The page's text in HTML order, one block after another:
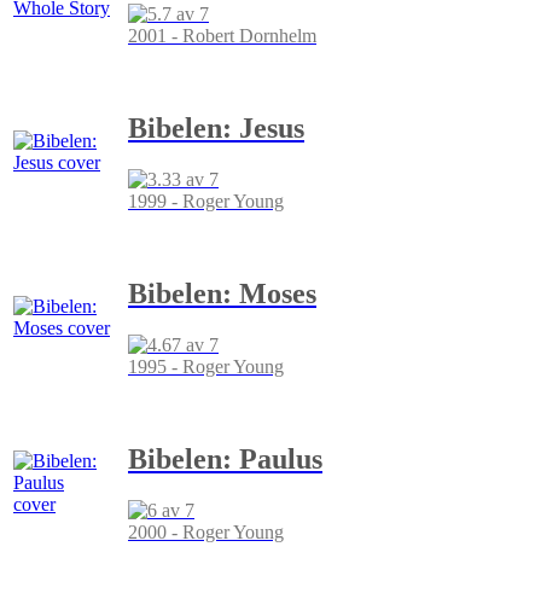
2001 - Robert Dornhelm
Bibelen: Jesus
1999 - Roger Young
Bibelen: Moses
1995 - Roger Young
Bibelen: Paulus
2000 - Roger Young